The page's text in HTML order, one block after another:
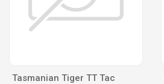
Tasmanian Tiger TT Tac